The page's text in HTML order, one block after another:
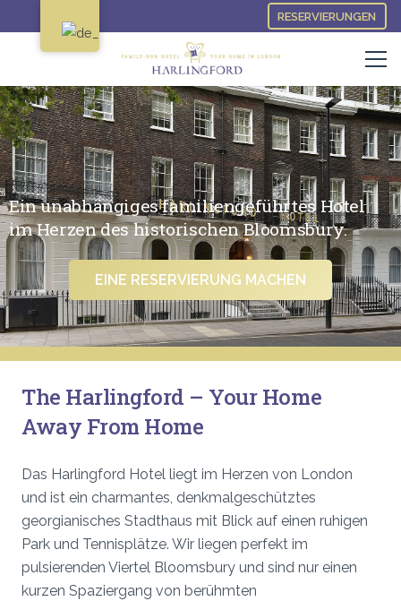
RESERVIERUNGEN
Ein unabhängiges familiengeführtes Hotel
im Herzen des historischen Bloomsbury.
EINE RESERVIERUNG MACHEN
The Harlingford – Your Home
Away From Home
Das Harlingford Hotel liegt im Herzen von London
und ist ein charmantes, denkmalgeschütztes
georgianisches Stadthaus mit Blick auf einen ruhigen
Park und Tennisplätze. Wir liegen perfekt im
pulsierenden Viertel Bloomsbury und sind nur einen
kurzen Spaziergang von berühmten